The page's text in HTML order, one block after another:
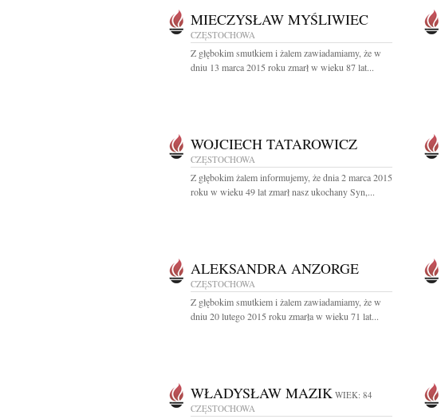
MIECZYSŁAW MYŚLIWIEC
CZĘSTOCHOWA
Z głębokim smutkiem i żalem zawiadamiamy, że w
dniu 13 marca 2015 roku zmarł w wieku 87 lat...
WOJCIECH TATAROWICZ
CZĘSTOCHOWA
Z głębokim żalem informujemy, że dnia 2 marca 2015
roku w wieku 49 lat zmarł nasz ukochany Syn,...
ALEKSANDRA ANZORGE
CZĘSTOCHOWA
Z głębokim smutkiem i żalem zawiadamiamy, że w
dniu 20 lutego 2015 roku zmarła w wieku 71 lat...
WŁADYSŁAW MAZIK WIEK: 84
CZĘSTOCHOWA